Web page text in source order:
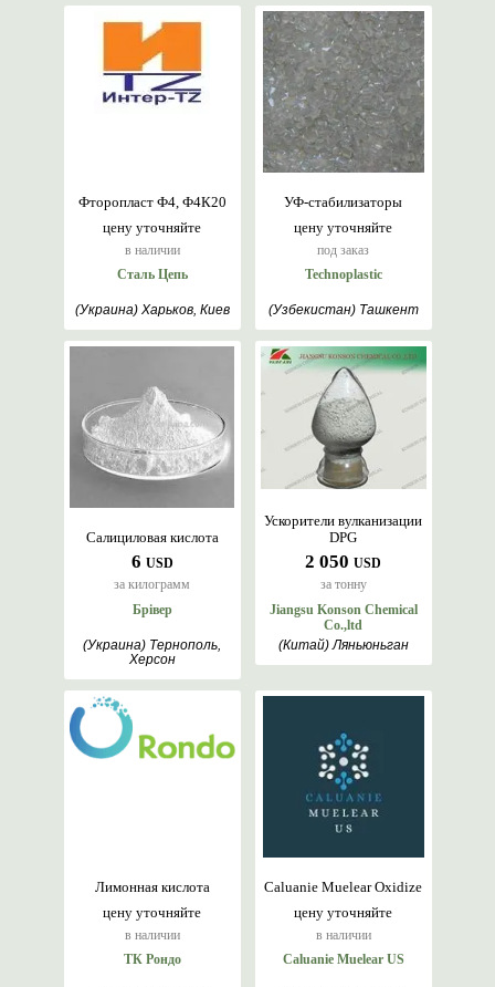
цену уточняйте
в наличии
Фторопласт Ф4, Ф4К20
Сталь Цепь
(Украина) Харьков, Киев
цену уточняйте
под заказ
УФ-стабилизаторы
Technoplastic
(Узбекистан) Ташкент
6 USD
за килограмм
Салициловая кислота
Брівер
(Украина) Тернополь,
Херсон
2 050 USD
за тонну
Ускорители вулканизации
DPG
Jiangsu Konson Chemical
Co.,ltd
(Китай) Ляньюньган
цену уточняйте
в наличии
Лимонная кислота
ТК Рондо
цену уточняйте
в наличии
Caluanie Muelear Oxidize
Caluanie Muelear US